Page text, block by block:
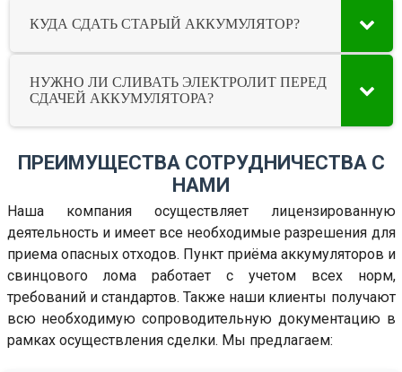
КУДА СДАТЬ СТАРЫЙ АККУМУЛЯТОР?
НУЖНО ЛИ СЛИВАТЬ ЭЛЕКТРОЛИТ ПЕРЕД
СДАЧЕЙ АККУМУЛЯТОРА?
ПРЕИМУЩЕСТВА СОТРУДНИЧЕСТВА С
НАМИ
Наша компания осуществляет лицензированную
деятельность и имеет все необходимые разрешения для
приема опасных отходов. Пункт приёма аккумуляторов и
свинцового лома работает с учетом всех норм,
требований и стандартов. Также наши клиенты получают
всю необходимую сопроводительную документацию в
рамках осуществления сделки. Мы предлагаем: